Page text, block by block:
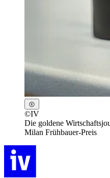
©IV
Die goldene
Milan Frühbauer-Preis